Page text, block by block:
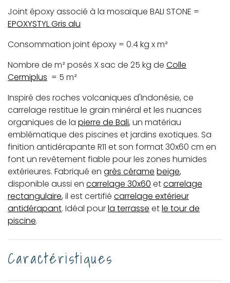
Joint époxy associé à la mosaïque BALI STONE =
EPOXYSTYL Gris alu
Consommation joint époxy = 0.4 kg x m²
Nombre de m² posés X sac de 25 kg de Colle
Cermiplus = 5 m²
Inspiré des roches volcaniques d'Indonésie, ce
carrelage restitue le grain minéral et les nuances
organiques de la pierre de Bali, un matériau
emblématique des piscines et jardins exotiques. Sa
finition antidérapante R11 et son format 30x60 cm en
font un revêtement fiable pour les zones humides
extérieures. Fabriqué en grès cérame beige,
disponible aussi en carrelage 30x60 etcarrelage
rectangulaire, il est certifié carrelage extérieur
antidérapant. Idéal pourla terrasse etle tour de
piscine.
Caractéristiques